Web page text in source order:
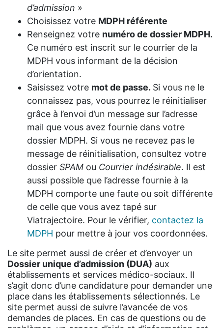
d’admission »
Choisissez votre MDPH référente
Renseignez votre numéro de dossier MDPH.
Ce numéro est inscrit sur le courrier de la
MDPH vous informant de la décision
d’orientation.
Saisissez votre mot de passe. Si vous ne le
connaissez pas, vous pourrez le réinitialiser
grâce à l’envoi d’un message sur l’adresse
mail que vous avez fournie dans votre
dossier MDPH. Si vous ne recevez pas le
message de réinitialisation, consultez votre
dossier SPAM ou Courrier indésirable. Il est
aussi possible que l’adresse fournie à la
MDPH comporte une faute ou soit différente
de celle que vous avez tapé sur
Viatrajectoire. Pour le vérifier, contactez la
MDPH pour mettre à jour vos coordonnées.
Le site permet aussi de créer et d’envoyer un
Dossier unique d’admission (DUA) aux
établissements et services médico-sociaux. Il
s’agit donc d’une candidature pour demander une
place dans les établissements sélectionnés. Le
site permet aussi de suivre l’avancée de vos
demandes de places. En cas de questions ou de